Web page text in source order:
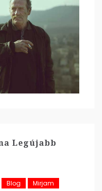
Legújabb
Blog Mirjam